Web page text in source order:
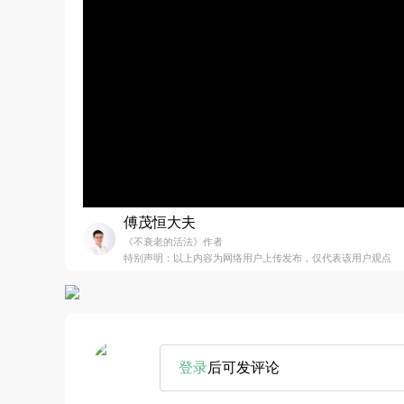
傅茂恒大夫
《不衰老的活法》作者
特别声明：以上内容为网络用户上传发布，仅代表该用户观点
登录后可发评论